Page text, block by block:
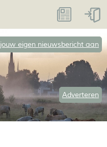
eigen nieuwsbericht aan
Adverteren